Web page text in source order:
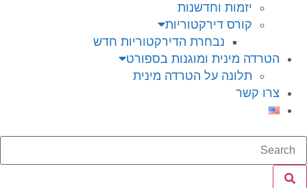
יזמות וחדשנות
קורס דירקטוריות
נבחרת הדירקטוריות חדש
הטרדה מינית ומוגנות בספורט
תלונה על הטרדה מינית
צרו קשר